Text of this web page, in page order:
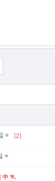
⭐ [2]
⭐
中 🏃